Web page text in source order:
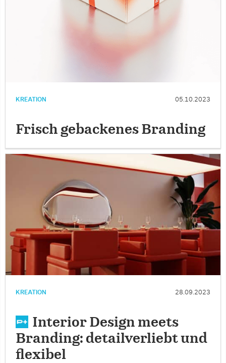
KREATION 05.10.2023
Frisch gebackenes Branding
KREATION 28.09.2023
Interior Design meets
Branding: detailverliebt und
flexibel